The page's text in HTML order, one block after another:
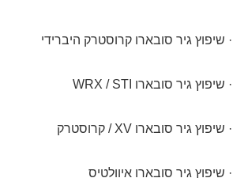
· שיפוץ גיר סובארו קרוסטרק היברידי
· שיפוץ גיר סובארו WRX / STI
· שיפוץ גיר סובארו XV / קרוסטרק
· שיפוץ גיר סובארו איוולטיס